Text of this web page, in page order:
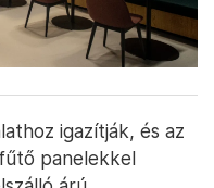
igazítják, és az
panelekkel